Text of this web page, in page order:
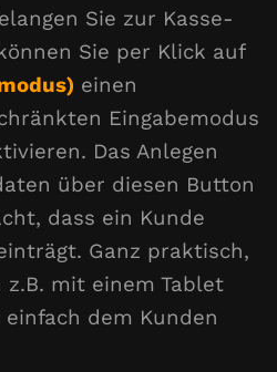
Sie zur Kasse-
Sie per Klick auf
einen
Eingabemodus
Das Anlegen
über diesen Button
dass ein Kunde
Ganz praktisch,
mit einem Tablet
dem Kunden